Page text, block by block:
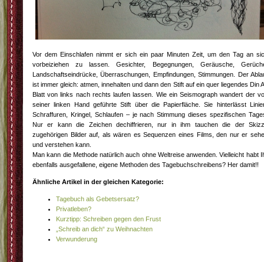
Vor dem Einschlafen nimmt er sich ein paar Minuten Zeit, um den Tag an
vorbeiziehen zu lassen. Gesichter, Begegnungen, Geräusche,
Landschaftseindrücke, Überraschungen, Empfindungen, Stimmungen. Der
ist immer gleich: atmen, innehalten und dann den Stift auf ein quer liegendes Din
Blatt von links nach rechts laufen lassen. Wie ein Seismograph wandert der
seiner linken Hand geführte Stift über die Papierfläche. Sie hinterlässt
Schraffuren, Kringel, Schlaufen – je nach Stimmung dieses spezifischen
Nur er kann die Zeichen dechiffrieren, nur in ihm tauchen die der
zugehörigen Bilder auf, als wären es Sequenzen eines Films, den nur er
und verstehen kann.
Man kann die Methode natürlich auch ohne Weltreise anwenden. Vielleicht habt
ebenfalls ausgefallene, eigene Methoden des Tagebuchschreibens? Her damit!!
Ähnliche Artikel in der gleichen Kategorie:
Tagebuch als Gebetsersatz?
Privatleben?
Kurztipp: Schreiben gegen den Frust
„Schreib an dich“ zu Weihnachten
Verwunderung